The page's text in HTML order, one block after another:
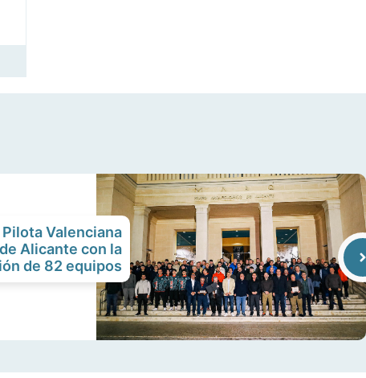
Valenciana
Alicante con la
de 82 equipos